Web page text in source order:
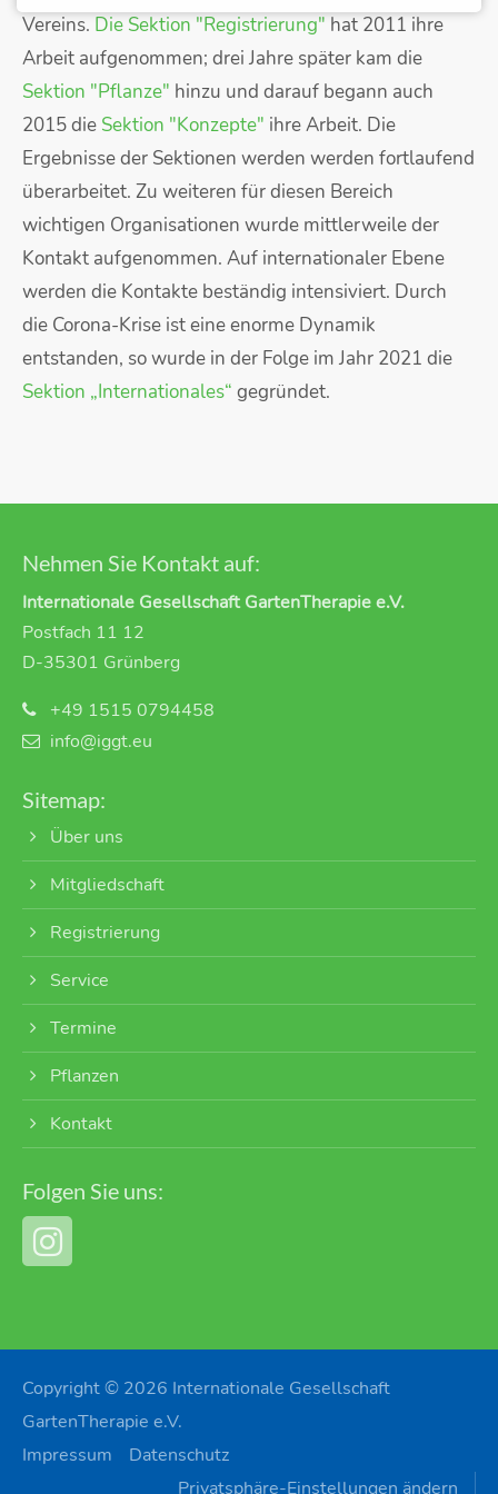
Vereins. Die Sektion "Registrierung" hat 2011 ihre
Arbeit aufgenommen; drei Jahre später kam die
Sektion "Pflanze" hinzu und darauf begann auch
2015 die Sektion "Konzepte" ihre Arbeit. Die
Ergebnisse der Sektionen werden werden fortlaufend
überarbeitet. Zu weiteren für diesen Bereich
wichtigen Organisationen wurde mittlerweile der
Kontakt aufgenommen. Auf internationaler Ebene
werden die Kontakte beständig intensiviert. Durch
die Corona-Krise ist eine enorme Dynamik
entstanden, so wurde in der Folge im Jahr 2021 die
Sektion „Internationales“ gegründet.
Nehmen Sie Kontakt auf:
Internationale Gesellschaft GartenTherapie e.V.
Postfach 11 12
D-35301 Grünberg
+49 1515 0794458
info@iggt.eu
Sitemap:
Über uns
Mitgliedschaft
Registrierung
Service
Termine
Pflanzen
Kontakt
Folgen Sie uns:
Copyright © 2026 Internationale Gesellschaft
GartenTherapie e.V.
Impressum
Datenschutz
Privatsphäre-Einstellungen ändern